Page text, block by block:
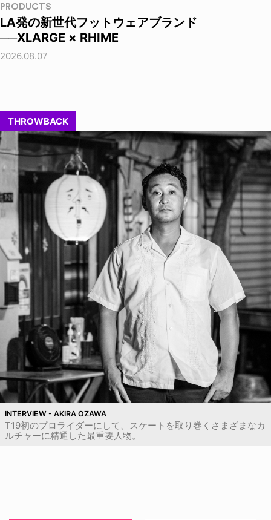
PRODUCTS
LA発の新世代フットウェアブランド
──XLARGE × RHIME
2026.08.07
THROWBACK
INTERVIEW - AKIRA OZAWA
T19初のプロライダーにして、スケートを取り巻くさまざまなカ
ルチャーに精通した最重要人物。